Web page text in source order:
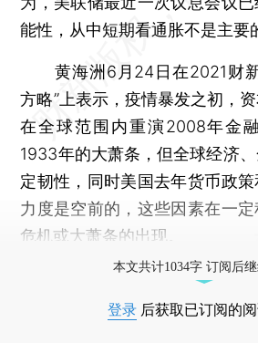
能性，从中短期看通胀不是主要
黄海洲6月24日在2021财新
方略”上表示，疫情暴发之初，
在全球范围内重演2008年金
1933年的大萧条，但全球经济
定韧性，同时美国去年货币政
力度是空前的，这些因素在一
危机或大萧条的出现。
本文共计1034字 订阅后
登录 后获取已订阅的